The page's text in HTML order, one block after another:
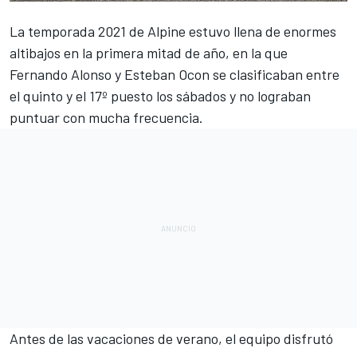
La temporada 2021 de Alpine estuvo llena de enormes
altibajos en la primera mitad de año, en la que
Fernando Alonso y Esteban Ocon se clasificaban entre
el quinto y el 17º puesto los sábados y no lograban
puntuar con mucha frecuencia.
Antes de las vacaciones de verano, el equipo disfrutó